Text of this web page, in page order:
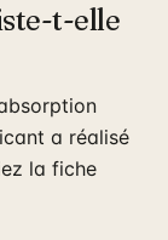
t-elle
a réalisé
la fiche